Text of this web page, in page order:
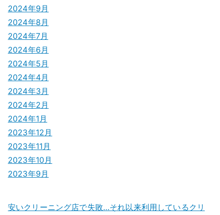
2024年9月
2024年8月
2024年7月
2024年6月
2024年5月
2024年4月
2024年3月
2024年2月
2024年1月
2023年12月
2023年11月
2023年10月
2023年9月
安いクリーニング店で失敗…それ以来利用しているクリ